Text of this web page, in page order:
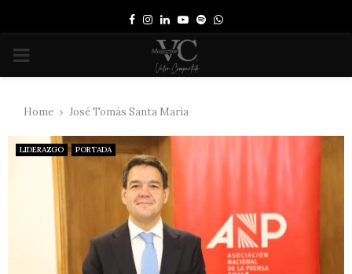
Facebook
Instagram
LinkedinYoutube
SpotifyWhatsapp
PRIMARY
Home José Tomás Santa María
LIDERAZGO PORTADA